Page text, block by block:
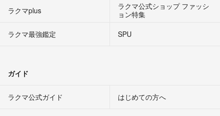
ラクマplus
ラクマ公式ショップ ファッシ
ョン特集
ラクマ最強鑑定
SPU
ガイド
ラクマ公式ガイド はじめての方へ